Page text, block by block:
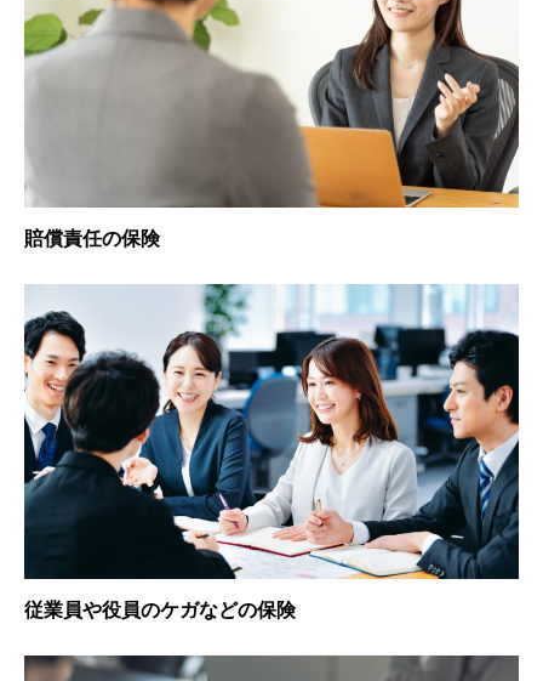
賠償責任の保険
従業員や役員のケガなどの保険